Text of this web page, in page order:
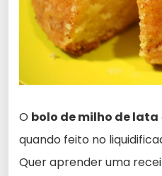
O bolo de milho de lata
quando feito no
Quer aprender uma